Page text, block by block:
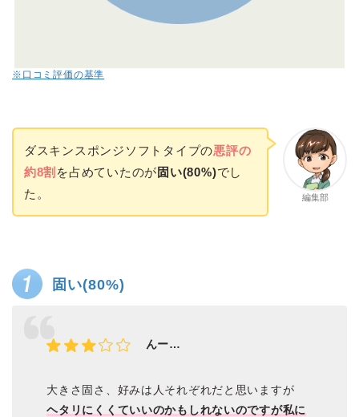
※口コミ評価の基準
編集部
ダスキンスポンジソフトタイプの悪評の
約8割 を占めていたのが固い(80%)でし
た。
固い(80%)
んー…
大きさ固さ、好みは人それぞれだと思いますが
ヘタリにくくていいのかもしれないのですが私に